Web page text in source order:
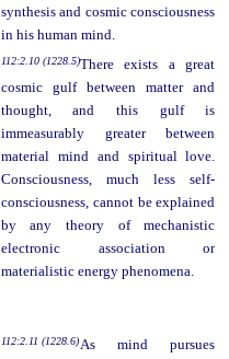
synthesis and cosmic consciousness
in his human mind.
112:2.10 (1228.5)There exists a great
cosmic gulf between matter and
thought, and this gulf is
immeasurably greater between
material mind and spiritual love.
Consciousness, much less self-
consciousness, cannot be explained
by any theory of mechanistic
electronic association or
materialistic energy phenomena.
112:2.11 (1228.6)As mind pursues